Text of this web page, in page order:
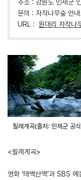
주소 : 강원도 인제군
문의 : 자작나무숲 안
URL : 원대리 자작나
필례계곡(출처: 인제군 공
<필례계곡>
영화 ‘태백산맥’과 SBS